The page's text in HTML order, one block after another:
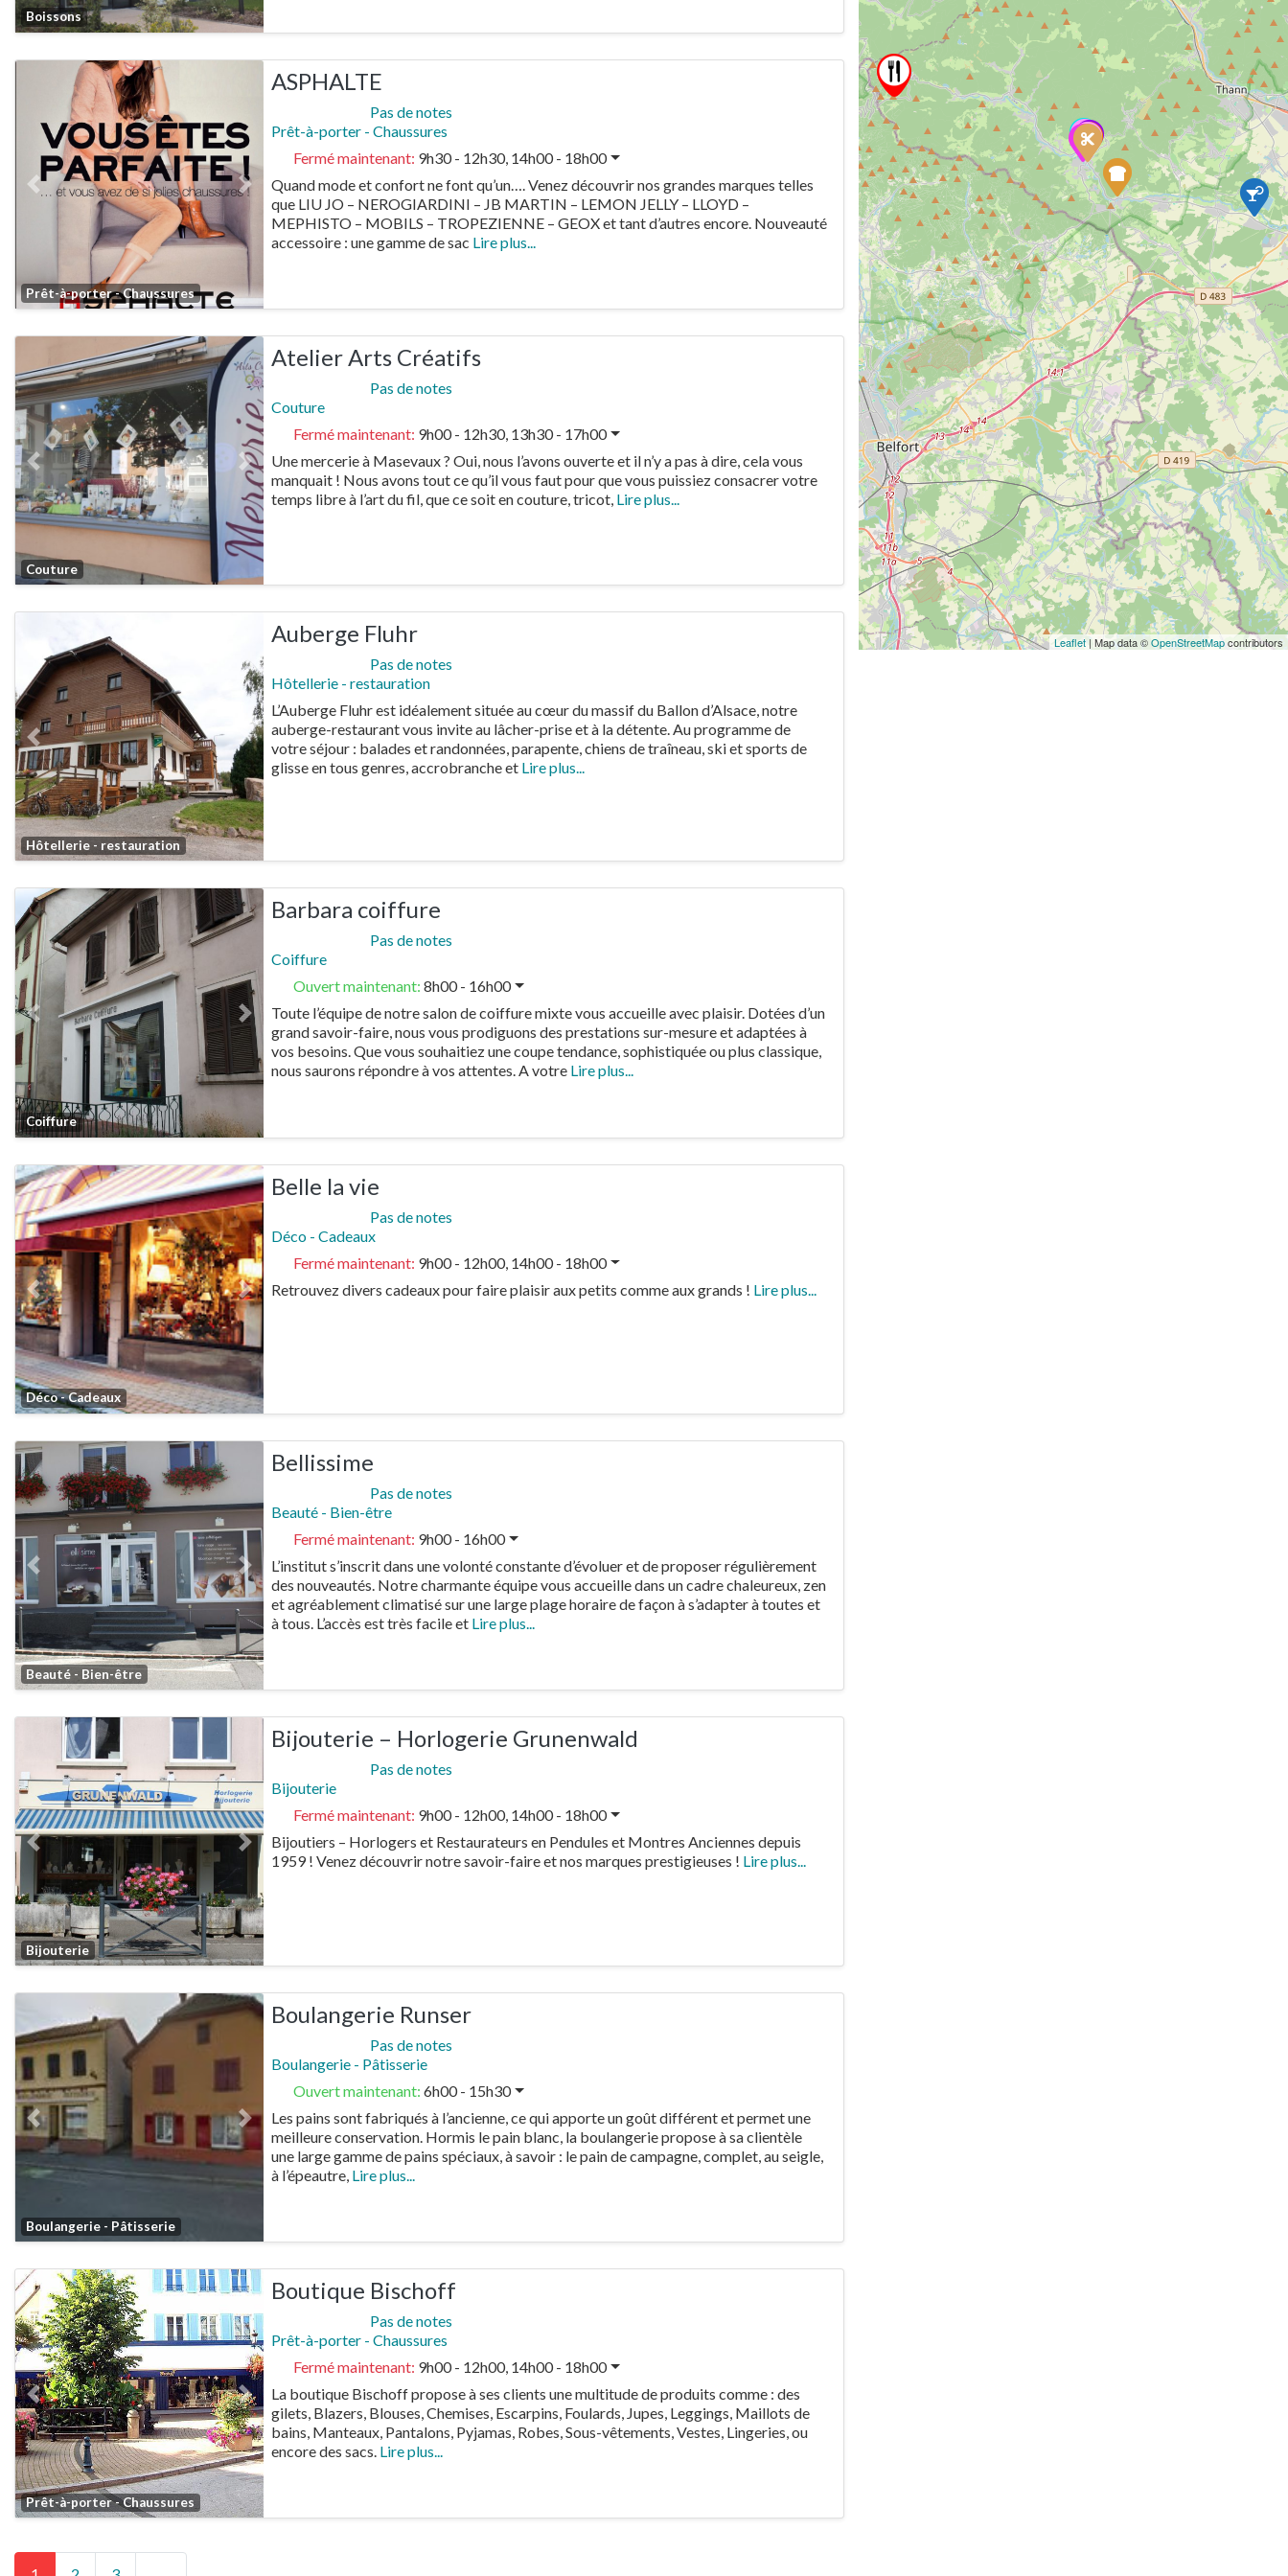
Favorite
Boissons
Favorite
Prêt-à-porter - Chaussures
Previous Next
ASPHALTE
Pas de notes
Prêt-à-porter - Chaussures
Fermé maintenant: 9h30 - 12h30, 14h00 - 18h00
Quand mode et confort ne font qu’un…. Venez découvrir nos grandes marques telles
que LIU JO – NEROGIARDINI – JB MARTIN – LEMON JELLY – LLOYD –
MEPHISTO – MOBILS – TROPEZIENNE – GEOX et tant d’autres encore. Nouveauté
accessoire : une gamme de sac Lire plus...
Favorite
Couture
Previous Next
Atelier Arts Créatifs
Pas de notes
Couture
Fermé maintenant: 9h00 - 12h30, 13h30 - 17h00
Une mercerie à Masevaux ? Oui, nous l’avons ouverte et il n’y a pas à dire, cela vous
manquait ! Nous avons tout ce qu’il vous faut pour que vous puissiez consacrer votre
temps libre à l’art du fil, que ce soit en couture, tricot, Lire plus...
Favorite
Hôtellerie - restauration
Previous Next
Auberge Fluhr
Pas de notes
Hôtellerie - restauration
L’Auberge Fluhr est idéalement située au cœur du massif du Ballon d’Alsace, notre
auberge-restaurant vous invite au lâcher-prise et à la détente. Au programme de
votre séjour : balades et randonnées, parapente, chiens de traîneau, ski et sports de
glisse en tous genres, accrobranche et Lire plus...
Coiffure
Previous Next
Barbara coiffure
Pas de notes
Coiffure
Ouvert maintenant:8h00 - 16h00
Toute l’équipe de notre salon de coiffure mixte vous accueille avec plaisir. Dotées d’un
grand savoir-faire, nous vous prodiguons des prestations sur-mesure et adaptées à
vos besoins. Que vous souhaitiez une coupe tendance, sophistiquée ou plus classique,
nous saurons répondre à vos attentes. A votre Lire plus...
Favorite
Déco - Cadeaux
Previous Next
Belle la vie
Pas de notes
Déco - Cadeaux
Fermé maintenant: 9h00 - 12h00, 14h00 - 18h00
Retrouvez divers cadeaux pour faire plaisir aux petits comme aux grands ! Lire plus...
Favorite
Beauté - Bien-être
Previous Next
Bellissime
Pas de notes
Beauté - Bien-être
Fermé maintenant: 9h00 - 16h00
L’institut s’inscrit dans une volonté constante d’évoluer et de proposer régulièrement
des nouveautés. Notre charmante équipe vous accueille dans un cadre chaleureux, zen
et agréablement climatisé sur une large plage horaire de façon à s’adapter à toutes et
à tous. L’accès est très facile et Lire plus...
Favorite
Bijouterie
Previous Next
Bijouterie – Horlogerie Grunenwald
Pas de notes
Bijouterie
Fermé maintenant: 9h00 - 12h00, 14h00 - 18h00
Bijoutiers – Horlogers et Restaurateurs en Pendules et Montres Anciennes depuis
1959 ! Venez découvrir notre savoir-faire et nos marques prestigieuses ! Lire plus...
Boulangerie - Pâtisserie
Previous Next
Boulangerie Runser
Pas de notes
Boulangerie - Pâtisserie
Ouvert maintenant:6h00 - 15h30
Les pains sont fabriqués à l’ancienne, ce qui apporte un goût différent et permet une
meilleure conservation. Hormis le pain blanc, la boulangerie propose à sa clientèle
une large gamme de pains spéciaux, à savoir : le pain de campagne, complet, au seigle,
à l’épeautre, Lire plus...
Favorite
Prêt-à-porter - Chaussures
Previous Next
Boutique Bischoff
Pas de notes
Prêt-à-porter - Chaussures
Fermé maintenant: 9h00 - 12h00, 14h00 - 18h00
La boutique Bischoff propose à ses clients une multitude de produits comme : des
gilets, Blazers, Blouses, Chemises, Escarpins, Foulards, Jupes, Leggings, Maillots de
bains, Manteaux, Pantalons, Pyjamas, Robes, Sous-vêtements, Vestes, Lingeries, ou
encore des sacs. Lire plus...
Leaflet | Map data ©OpenStreetMapcontributors